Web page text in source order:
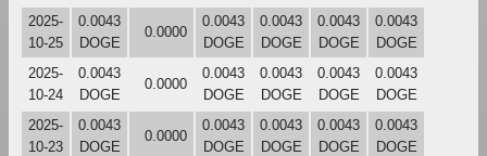
2025-
10-25
0.0043
DOGE
0.0000
0.0043
DOGE
0.0043
DOGE
0.0043
DOGE
0.0043
DOGE
2025-
10-24
0.0043
DOGE
0.0000
0.0043
DOGE
0.0043
DOGE
0.0043
DOGE
0.0043
DOGE
2025-
10-23
0.0043
DOGE
0.0000
0.0043
DOGE
0.0043
DOGE
0.0043
DOGE
0.0043
DOGE